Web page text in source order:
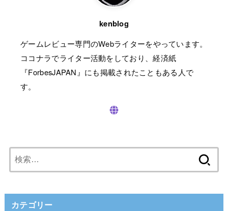
kenblog
ゲームレビュー専門のWebライターをやっています。
ココナラでライター活動をしており、経済紙
『ForbesJAPAN』にも掲載されたこともある人で
す。
索:
カテゴリー